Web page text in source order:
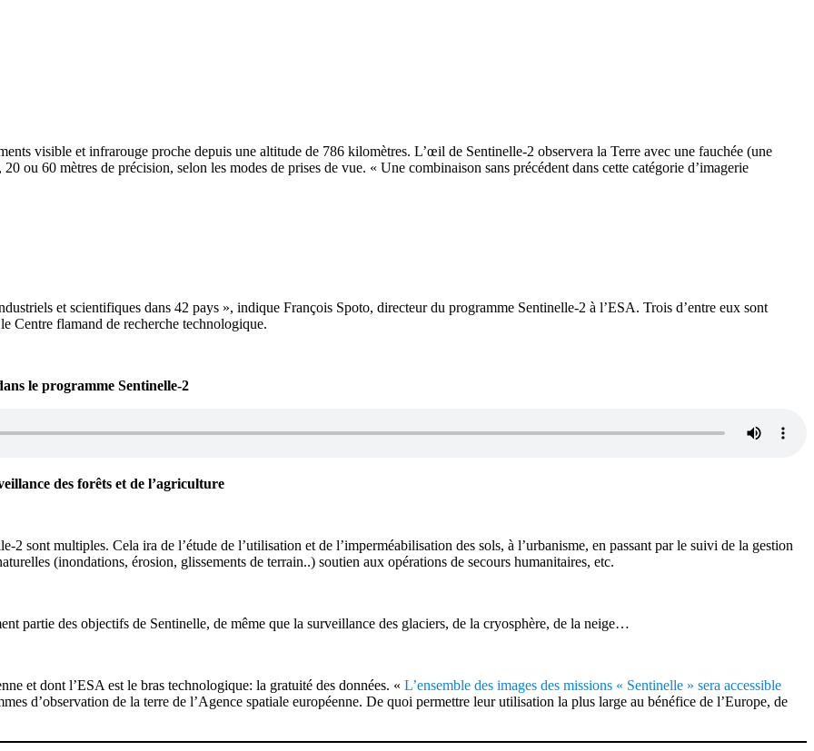
visible et infrarouge proche depuis une altitude de 786 kilomètres. L’œil de Sentinelle-2 observera la Terre avec une fauchée (une
ou 60 mètres de précision, selon les modes de prises de vue. « Une combinaison sans précédent dans cette catégorie d’imagerie
et scientifiques dans 42 pays », indique François Spoto, directeur du programme Sentinelle-2 à l’ESA. Trois d’entre eux sont
Centre flamand de recherche technologique.
le programme Sentinelle-2
des forêts et de l’agriculture
2 sont multiples. Cela ira de l’étude de l’utilisation et de l’imperméabilisation des sols, à l’urbanisme, en passant par le suivi de la gestion
(inondations, érosion, glissements de terrain..) soutien aux opérations de secours humanitaires, etc.
partie des objectifs de Sentinelle, de même que la surveillance des glaciers, de la cryosphère, de la neige…
et dont l’ESA est le bras technologique: la gratuité des données. « L’ensemble des images des missions « Sentinelle » sera accessible
d’observation de la terre de l’Agence spatiale européenne. De quoi permettre leur utilisation la plus large au bénéfice de l’Europe, de